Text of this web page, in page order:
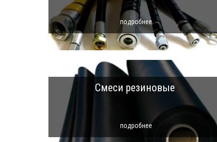
подробнее
Смеси резиновые
подробнее